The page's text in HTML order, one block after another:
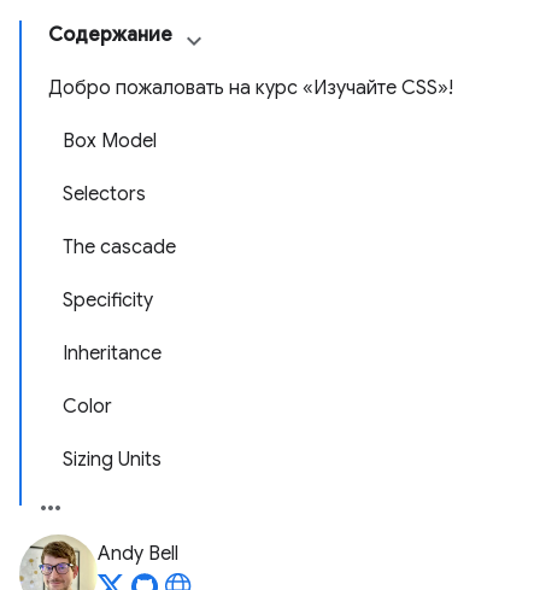
Содержание
Добро пожаловать на курс «Изучайте CSS»!
Box Model
Selectors
The cascade
Specificity
Inheritance
Color
Sizing Units
Andy Bell